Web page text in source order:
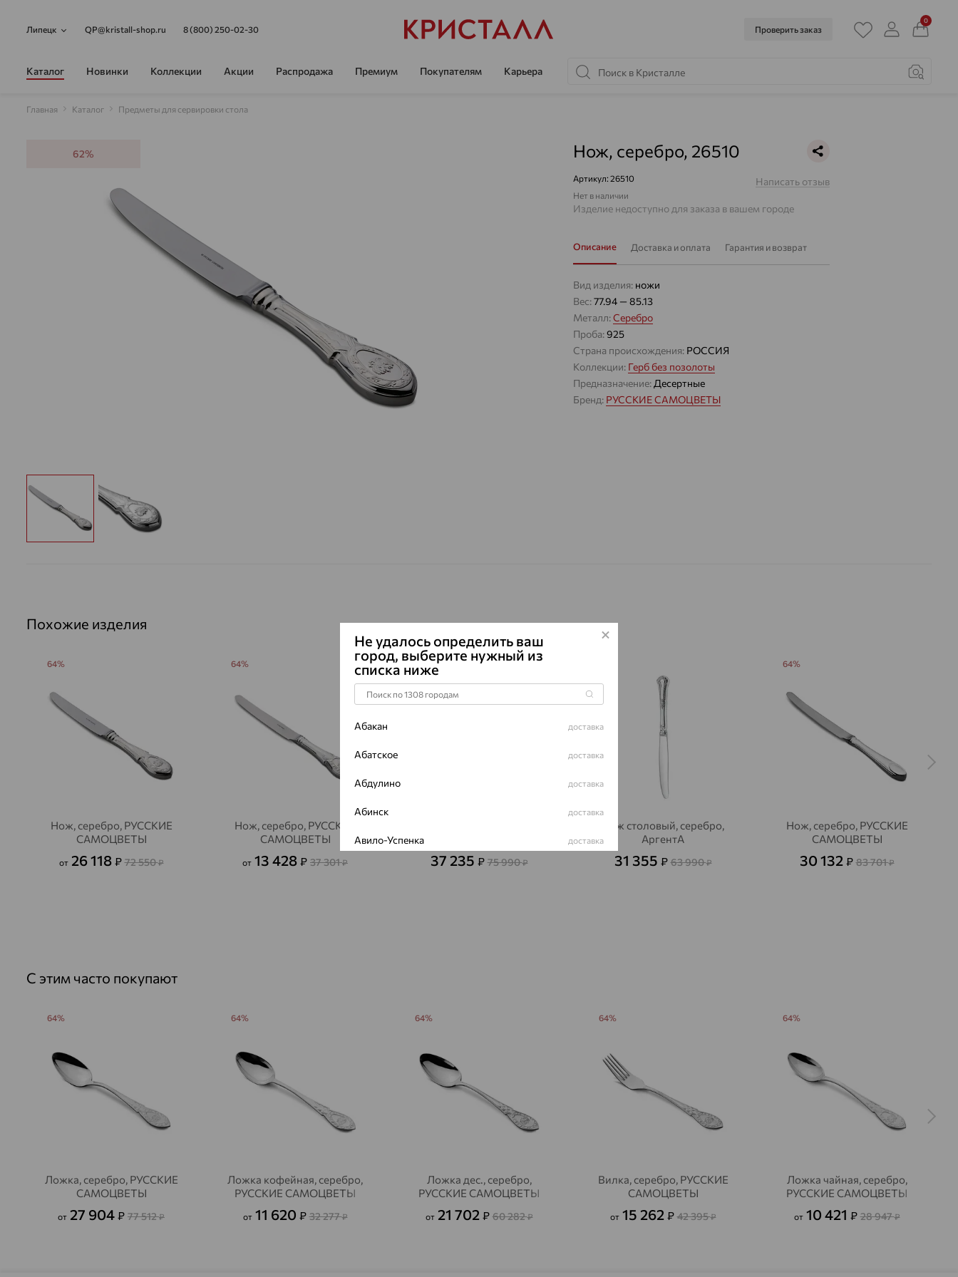
Липецк QP@kristall-shop.ru 8 (800) 250-02-30 Проверить заказ
0
Каталог Новинки Коллекции Акции Распродажа Премиум Покупателям Карьера
Главная Каталог Предметы для сервировки стола
62% Нож, серебро, 26510
Артикул: 26510 Написать отзыв
Нет в наличии
Изделие недоступно для заказа в вашем городе
Описание Доставка и оплата Гарантия и возврат
Вид изделия: ножи
Вес:77.94 — 85.13
Металл:Серебро
Проба:925
Страна происхождения: РОССИЯ
Коллекции: Герб без позолоты
Предназначение: Десертные
Бренд: РУССКИЕ САМОЦВЕТЫ
Похожие изделия
Нож, серебро, РУССКИЕ
САМОЦВЕТЫ
от 26 118 ₽ 72 550₽
64%
Нож, серебро, РУССКИЕ
САМОЦВЕТЫ
от 13 428 ₽ 37 301₽
64%
37 235 ₽ 75 990₽
64%
Нож столовый, серебро,
АргентА
31 355 ₽ 63 990₽
Нож, серебро, РУССКИЕ
САМОЦВЕТЫ
30 132 ₽ 83 701₽
64%
С этим часто покупают
Ложка, серебро, РУССКИЕ
САМОЦВЕТЫ
от 27 904 ₽ 77 512₽
64%
Ложка кофейная, серебро,
РУССКИЕ САМОЦВЕТЫ
от 11 620 ₽ 32 277₽
64%
Ложка дес., серебро,
РУССКИЕ САМОЦВЕТЫ
от 21 702 ₽ 60 282₽
64%
Вилка, серебро, РУССКИЕ
САМОЦВЕТЫ
от 15 262 ₽ 42 395₽
64%
Ложка чайная, серебро,
РУССКИЕ САМОЦВЕТЫ
от 10 421 ₽ 28 947₽
64%
Не удалось определить ваш
город, выберите нужный из
списка ниже
Абакан доставка
Абатское доставка
Абдулино доставка
Абинск доставка
Авило-Успенка доставка
Актаныш
Алагир доставка